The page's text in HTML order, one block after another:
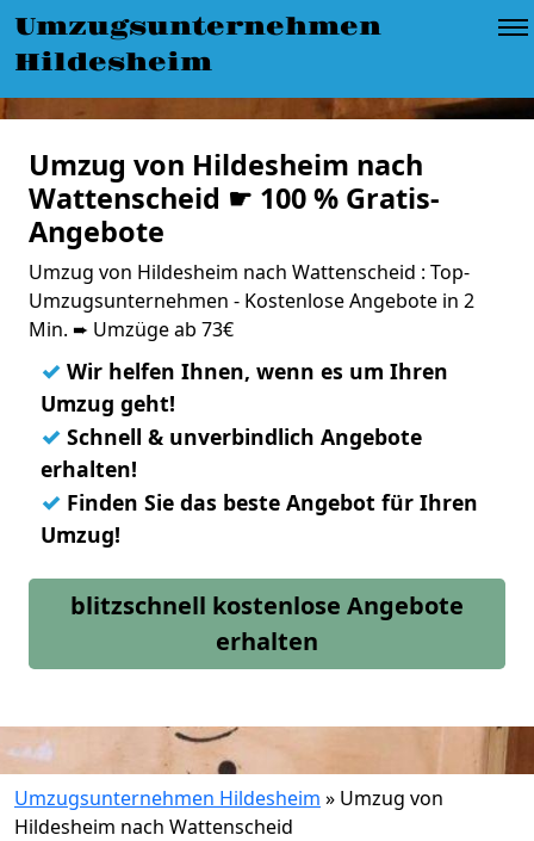
Umzugsunternehmen
Hildesheim
Umzug von Hildesheim nach
Wattenscheid ☛ 100 % Gratis-
Angebote
Umzug von Hildesheim nach Wattenscheid : Top-
Umzugsunternehmen - Kostenlose Angebote in 2
Min. ➨ Umzüge ab 73€
✓ Wir helfen Ihnen, wenn es um Ihren
Umzug geht!
✓ Schnell & unverbindlich Angebote
erhalten!
✓ Finden Sie das beste Angebot für Ihren
Umzug!
blitzschnell kostenlose Angebote
erhalten
Umzugsunternehmen Hildesheim » Umzug von
Hildesheim nach Wattenscheid